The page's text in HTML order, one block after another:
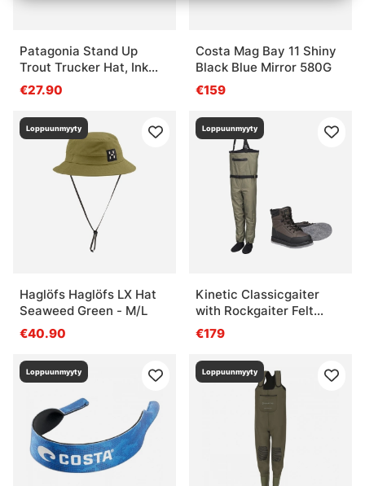
Patagonia Stand Up
Trout Trucker Hat, Ink
Black
€27.90
Costa Mag Bay 11 Shiny
Black Blue Mirror 580G
€159
Loppuunmyyty
Haglöfs Haglöfs LX Hat
Seaweed Green - M/L
€40.90
Loppuunmyyty
Kinetic Classicgaiter
with Rockgaiter Felt
Wader Combo
€179
Loppuunmyyty Loppuunmyyty